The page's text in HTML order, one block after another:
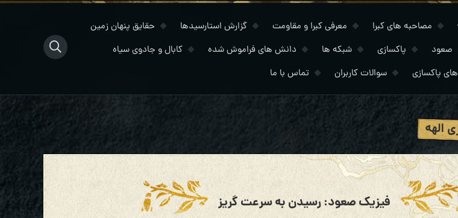
مصاحبه های کبرا معرفی کبرا و مقاومت گزارش استارسیدها
حقایق پنهان زمین
صعود پاکسازی شبکه ها دانش های فراموش شده
کابال و جادوی سیاه
پاکسازی سوالات کاربران تماس با ما
الهه
فیزیک صعود: رسیدن به سرعت گریز